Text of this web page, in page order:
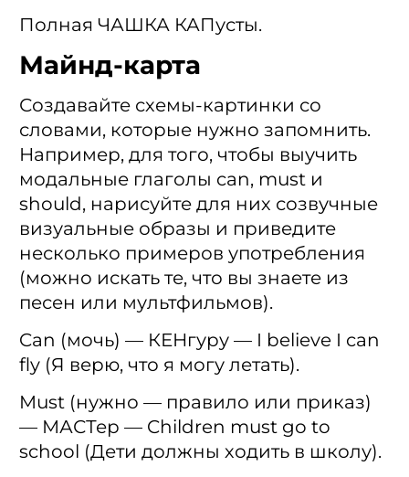
Полная ЧАШКА КАПусты.
Майнд-карта
Создавайте схемы-картинки со
словами, которые нужно запомнить.
Например, для того, чтобы выучить
модальные глаголы can, must и
should, нарисуйте для них созвучные
визуальные образы и приведите
несколько примеров употребления
(можно искать те, что вы знаете из
песен или мультфильмов).
Can (мочь) — КЕНгуру — I believe I can
fly (Я верю, что я могу летать).
Must (нужно — правило или приказ)
— МАСТер — Children must go to
school (Дети должны ходить в школу).